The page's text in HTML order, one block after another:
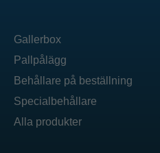
Gallerbox
Pallpålägg
Behållare på beställning
Specialbehållare
Alla produkter